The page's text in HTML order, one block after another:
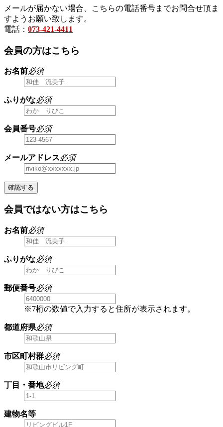
メールが届かない場合、こちらの電話番号までお問合せ頂ま
すようお願い致します。
電話： 073-421-4411
会員の方はこちら
お名前必須
ふりがな必須
会員番号必須
メールアドレス必須
確認する
会員ではない方はこちら
お名前必須
ふりがな必須
郵便番号必須
※7桁の数値で入力すると住所が表示されます。
都道府県必須
市区町村群必須
丁目・番地必須
建物名等